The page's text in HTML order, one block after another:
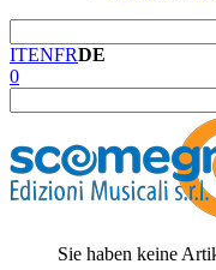
ITENFRDE
0
Sie haben keine